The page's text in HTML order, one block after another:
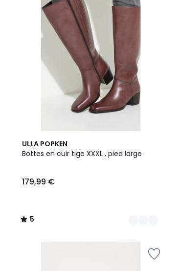
ULLA POPKEN
Bottes en cuir tige XXXL , pied large
179,99 €
5
/
2
Couleurs
5
/